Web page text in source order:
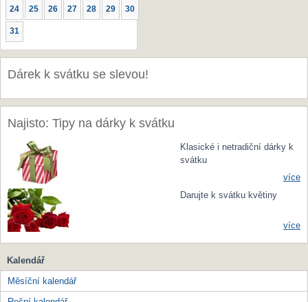
24 25 26 27 28 29 30
31
Dárek k svátku se slevou!
Najisto: Tipy na dárky k svátku
Klasické i netradiční dárky k
svátku
více
Darujte k svátku květiny
více
Kalendář
Měsíční kalendář